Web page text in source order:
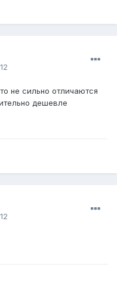
не сильно отличаются
дешевле